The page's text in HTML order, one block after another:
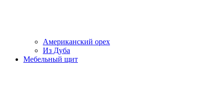
Американский орех
Из Дуба
Мебельный щит